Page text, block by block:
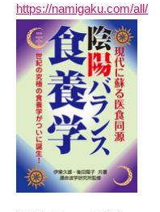
https://namigaku.com/all/